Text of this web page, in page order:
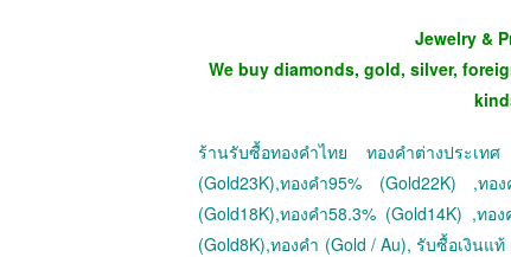
Jewelry &
We buy diamonds, gold, silver,
ร้านรับซื้อทองคำไทย ทองคำต่างประเ
(Gold23K),ทองคำ95% (Gold22K) ,ท
(Gold18K),ทองคำ58.3% (Gold14K) ,ทอ
(Gold8K),ทองคำ (Gold / Au), รับซื้อเงินแ